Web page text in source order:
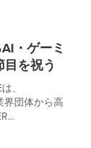
・ゲーミ
を祝う
、
界団体から高